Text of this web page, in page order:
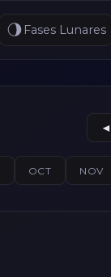
Fases Lunares
◄
OCT NOV